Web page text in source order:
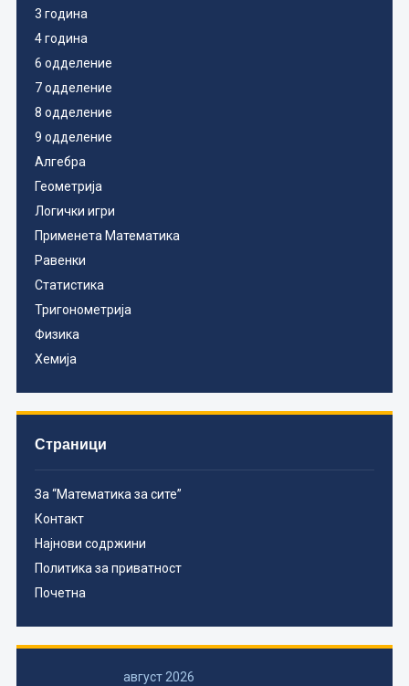
3 година
4 година
6 одделение
7 одделение
8 одделение
9 одделение
Алгебра
Геометрија
Логички игри
Применета Математика
Равенки
Статистика
Тригонометрија
Физика
Хемија
Страници
За “Математика за сите”
Контакт
Најнови содржини
Политика за приватност
Почетна
август 2026